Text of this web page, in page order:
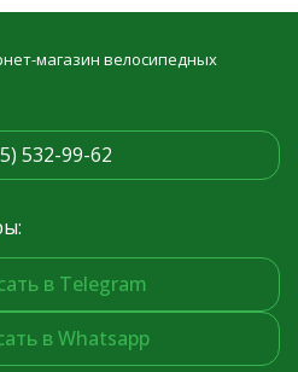
магазин велосипедных
532-99-62
в Telegram
в Whatsapp